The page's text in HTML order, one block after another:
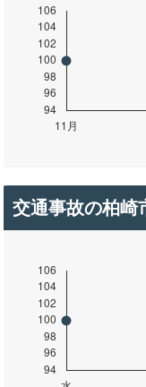
交通事故の柏崎